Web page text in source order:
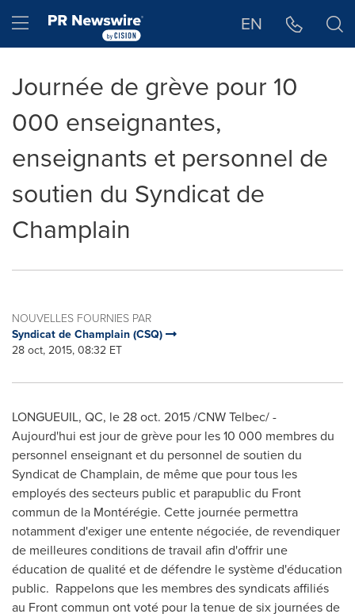
Hamburger menu EN
Journée de grève pour 10
000 enseignantes,
enseignants et personnel de
soutien du Syndicat de
Champlain
NOUVELLES FOURNIES PAR
Syndicat de Champlain (CSQ)
28 oct, 2015, 08:32 ET
LONGUEUIL, QC, le28 oct. 2015/CNW Telbec/ -
Aujourd'hui est jour de grève pour les 10 000 membres du
personnel enseignant et du personnel de soutien du
Syndicat de Champlain, de même que pour tous les
employés des secteurs public et parapublic du Front
commun de la Montérégie. Cette journée permettra
notamment d'exiger une entente négociée, de revendiquer
de meilleures conditions de travail afin d'offrir une
éducation de qualité et de défendre le système d'éducation
public. Rappelons que les membres des syndicats affiliés
au Front commun ont voté pour la tenue de six journées de